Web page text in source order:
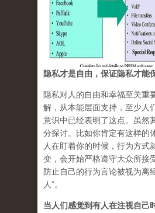
隐私才是自由，保证隐私才能
隐私对人的自由和幸福至关重
解，从本能层面支持，至少人
意识中已经表明了这点。虽然
分探讨。比如你肯定有这样的
人在盯着你的时候，行为方式
变，会开始严格遵守大众所接
防止自己的行为言论被视为离
人”。
当人们感觉到有人在注视自己